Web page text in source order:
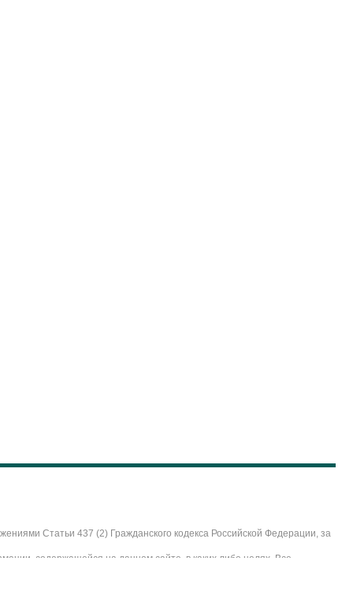
Статьи 437 (2) Гражданского кодекса Российской Федерации, за
содержащейся на данном сайте, в каких либо целях. Все